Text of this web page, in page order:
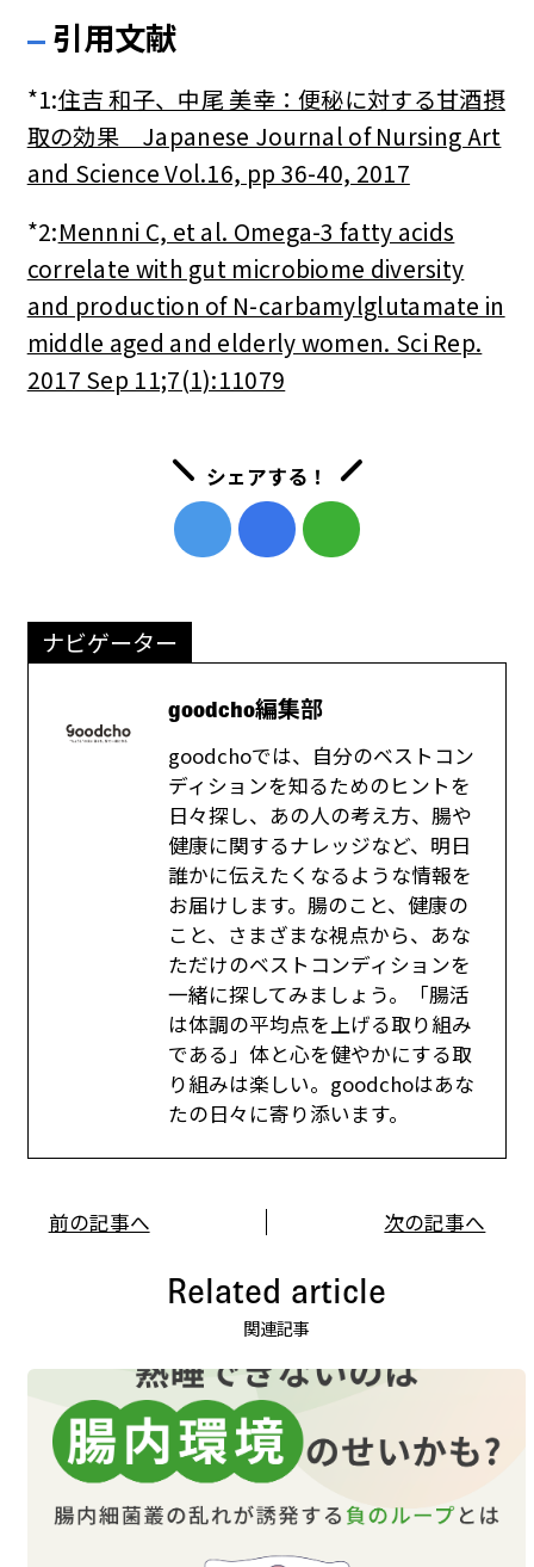
引用文献
*1:住吉 和子、中尾 美幸：便秘に対する甘酒摂
取の効果 Japanese Journal of Nursing Art
and Science Vol.16, pp 36-40, 2017
*2:Mennni C, et al. Omega-3 fatty acids
correlate with gut microbiome diversity
and production of N-carbamylglutamate in
middle aged and elderly women. Sci Rep.
2017 Sep 11;7(1):11079
シェアする！
ナビゲーター
goodcho編集部
goodchoでは、自分のベストコン
ディションを知るためのヒントを
日々探し、あの人の考え方、腸や
健康に関するナレッジなど、明日
誰かに伝えたくなるような情報を
お届けします。腸のこと、健康の
こと、さまざまな視点から、あな
ただけのベストコンディションを
一緒に探してみましょう。「腸活
は体調の平均点を上げる取り組み
である」体と心を健やかにする取
り組みは楽しい。goodchoはあな
たの日々に寄り添います。
前の記事へ 次の記事へ
Related article
関連記事